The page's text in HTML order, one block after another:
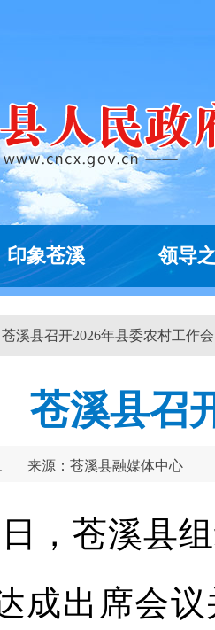
印象苍溪 领导
苍溪县召开2026年县委农村工作
苍溪县召
来源：苍溪县融媒体中心
，苍溪县
成出席会